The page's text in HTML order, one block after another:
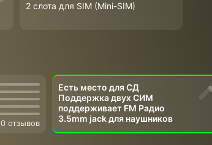
2 слота для SIM (Mini-SIM)
0 отзывов
Есть место для СД
Поддержка двух СИМ
поддерживает FM Радио
3.5mm jack для наушников